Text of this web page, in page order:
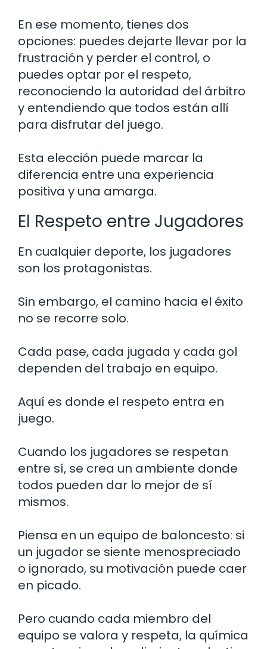
En ese momento, tienes dos
opciones: puedes dejarte llevar por la
frustración y perder el control, o
puedes optar por el respeto,
reconociendo la autoridad del árbitro
y entendiendo que todos están allí
para disfrutar del juego.
Esta elección puede marcar la
diferencia entre una experiencia
positiva y una amarga.
El Respeto entre Jugadores
En cualquier deporte, los jugadores
son los protagonistas.
Sin embargo, el camino hacia el éxito
no se recorre solo.
Cada pase, cada jugada y cada gol
dependen del trabajo en equipo.
Aquí es donde el respeto entra en
juego.
Cuando los jugadores se respetan
entre sí, se crea un ambiente donde
todos pueden dar lo mejor de sí
mismos.
Piensa en un equipo de baloncesto: si
un jugador se siente menospreciado
o ignorado, su motivación puede caer
en picado.
Pero cuando cada miembro del
equipo se valora y respeta, la química